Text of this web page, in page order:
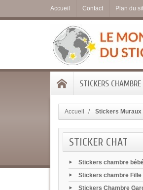
Accueil Contact Plan du
STICKERS CHAMBRE
Accueil Stickers Muraux
STICKER CHAT
Stickers chambre
Stickers chambre Fille
Stickers Chambre